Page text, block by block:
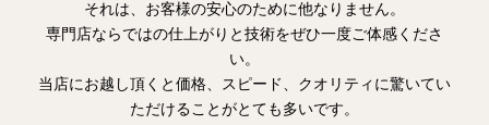
それは、お客様の安心のために他なりません。
専門店ならではの仕上がりと技術をぜひ一度ご体感くださ
い。
当店にお越し頂くと価格、スピード、クオリティに驚いてい
ただけることがとても多いです。